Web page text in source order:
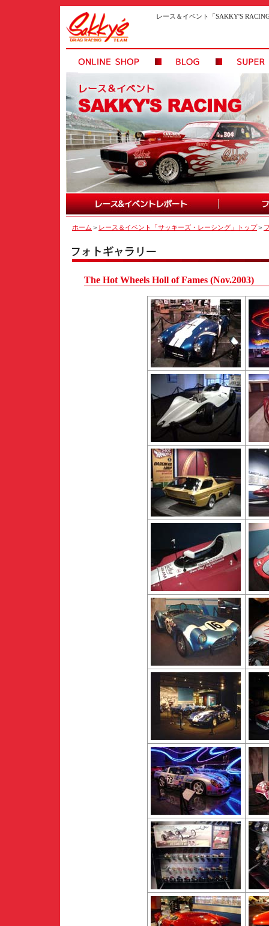
レース＆イベント「SAKKY'S
ホーム ＞ レース＆イベント「サッキーズ・レーシング」トップ＞
The Hot Wheels Holl of Fames (Nov.2003)